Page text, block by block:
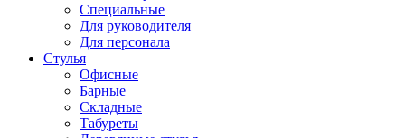
Специальные
Для руководителя
Для персонала
Стулья
Офисные
Барные
Складные
Табуреты